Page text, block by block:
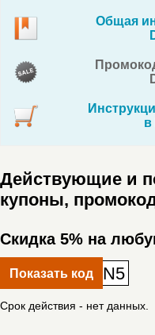
Общая
в
Действующие и
купоны,
Скидка 5% на
Показать код N5
Срок действия - нет данных.